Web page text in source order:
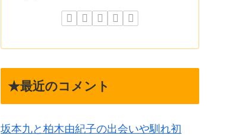
★最近のコメント
坂本九と柏木由紀子の出会いや馴れ初